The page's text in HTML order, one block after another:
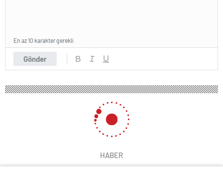
Gönder
En az 10 karakter gerekli
HABER